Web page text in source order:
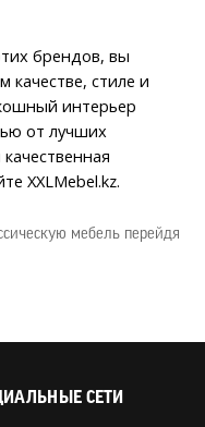
брендов, вы
стиле и
интерьер
от лучших
XXLMebel.kz.
мебель перейдя
СЕТИ